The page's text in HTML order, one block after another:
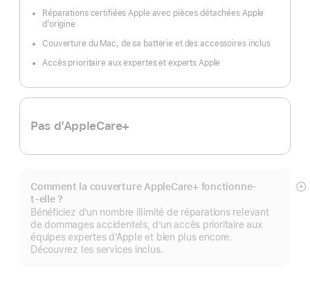
bas
page
Réparations certifiées Apple avec pièces détachées Apple
d’origine
Couverture du Mac, de sa batterie et des accessoires inclus
Accès prioritaire aux expertes et experts Apple
Pas d’AppleCare+
Comment la couverture AppleCare+ fonctionne-
t-elle ?
Bénéficiez d’un nombre illimité de réparations relevant
de dommages accidentels, d’un accès prioritaire aux
équipes expertes d’Apple et bien plus encore.
Découvrez les services inclus.